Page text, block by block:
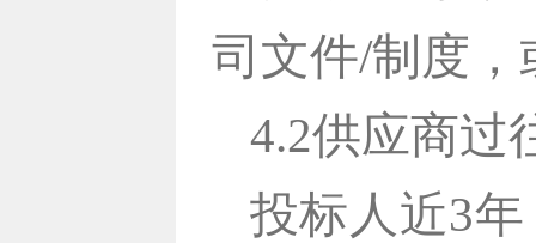
司文件/制度
4.2供应商过
投标人近3